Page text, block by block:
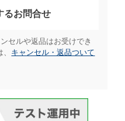
るお問合せ​
セルや返品はお受けでき
キャンセル・返品ついて